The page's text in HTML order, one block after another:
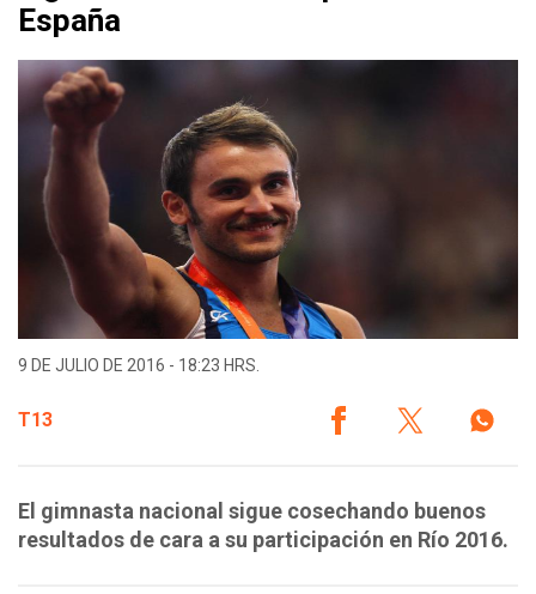
España
9 DE JULIO DE 2016 - 18:23 HRS.
T13
El gimnasta nacional sigue cosechando buenos
resultados de cara a su participación en Río 2016.